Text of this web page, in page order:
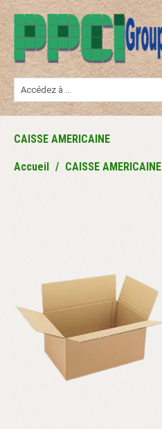
CAISSE AMERICAINE
Accueil CAISSE AMERICAINE